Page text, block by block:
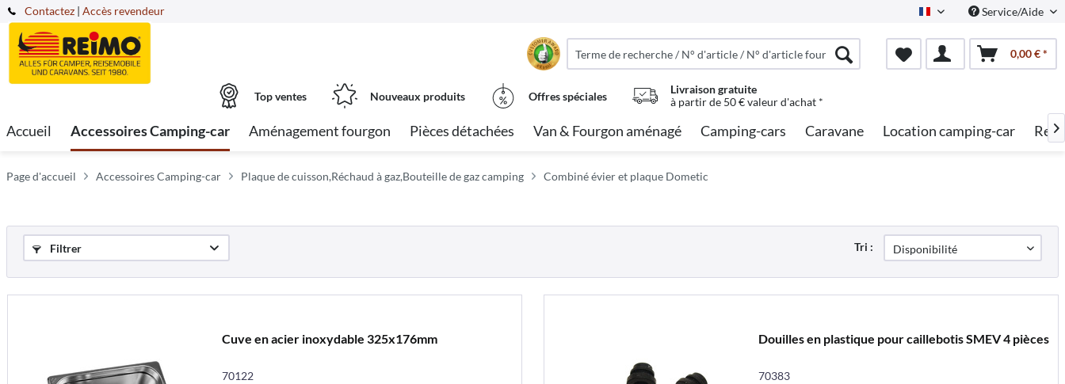
Contactez French Service/Aide
| Accès revendeur
0,00 € *
Top ventes Nouveaux produits Offres spéciales
Livraison gratuite
à partir de 50 € valeur d'achat *
Accueil Accessoires Camping-car Aménagement fourgon Pièces détachées Van & Fourgon aménagé Camping-cars Caravane Location camping-car 
Page d'accueil Accessoires Camping-car Plaque de cuisson,Réchaud à gaz,Bouteille de gaz camping Combiné évier et plaque Dometic
Filtrer Tri :
Cuve en acier inoxydable 325x176mm
70122
Douilles en plastique pour caillebotis SMEV 4 pièces
70383